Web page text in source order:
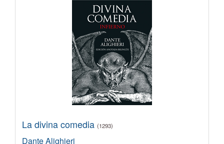
La divina comedia (1293)
Dante Alighieri